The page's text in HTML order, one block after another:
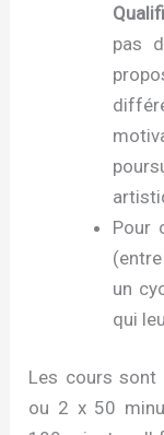
pas
Pour
un
qui
Les cours sont
ou 2 x 50